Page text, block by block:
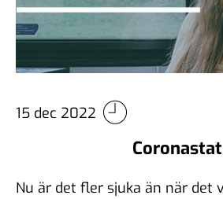
15 dec 2022
Nu är det fler sjuka än när det